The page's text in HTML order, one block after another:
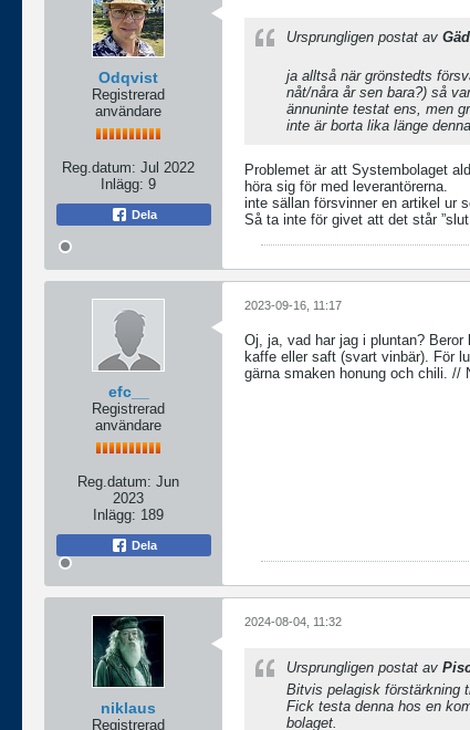
Odqvist
Registrerad
användare
Reg.datum: Jul 2022
Inlägg: 9
Dela
Ursprungligen postat av
ja alltså när grönstedts
nåt/nåra år sen bara?) så
ännuninte testat ens, men
inte är borta lika länge
Problemet är att Systembolaget
höra sig för med leverantörerna.
inte sällan försvinner en artikel ur
Så ta inte för givet att det står
efc__
Registrerad
användare
Reg.datum: Jun
2023
Inlägg: 189
Dela
2023-09-16, 11:17
Oj, ja, vad har jag i pluntan?
kaffe eller saft (svart vinbär). För
gärna smaken honung och chili. //
niklaus
Registrerad
2024-08-04, 11:32
Ursprungligen postat av
Bitvis pelagisk förstärkning
Fick testa denna hos en
bolaget.